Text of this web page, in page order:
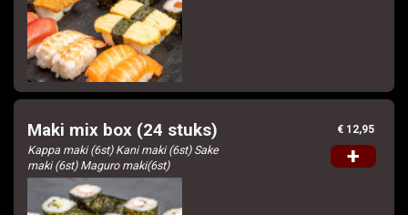
Maki mix box (24 stuks)
Kappa maki (6st) Kani maki (6st) Sake
maki (6st) Maguro maki(6st)
€ 12,95
+